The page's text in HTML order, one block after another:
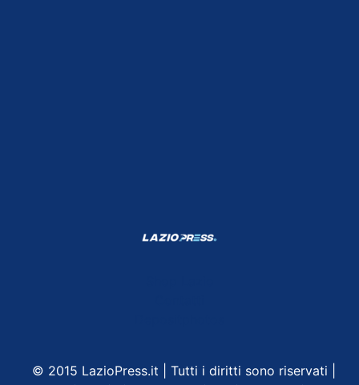
© 2015 LazioPress.it | Tutti i diritti sono riservati |